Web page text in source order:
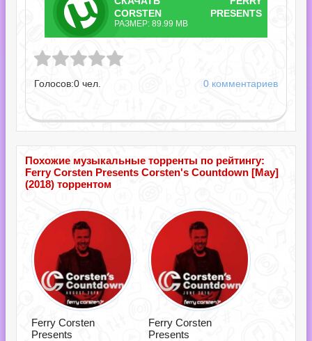
ТОРРЕНТ
CORSTEN PRESENTS
CORSTEN'S COUNTDOWN
[MAY].TORRENT
РАЗМЕР: 89.99 MB
Corsten's Countdown [May].torrent
Голосов:0 чел. 0 комментариев
Похожие музыкальные торренты по рейтингу:
Ferry Corsten Presents Corsten's Countdown [May]
(2018) торрентом
Ferry Corsten
Presents
Ferry Corsten
Presents